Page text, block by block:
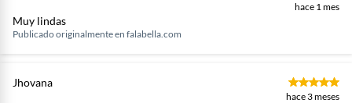
hace 1 mes
Muy lindas
Publicado originalmente en falabella.com
Jhovana
hace 3 meses